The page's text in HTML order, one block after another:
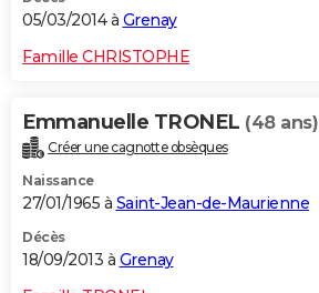
05/03/2014 à Grenay
Famille CHRISTOPHE
Emmanuelle TRONEL (48 ans)
Créer une cagnotte obsèques
Naissance
27/01/1965 à Saint-Jean-de-Maurienne
Décès
18/09/2013 à Grenay